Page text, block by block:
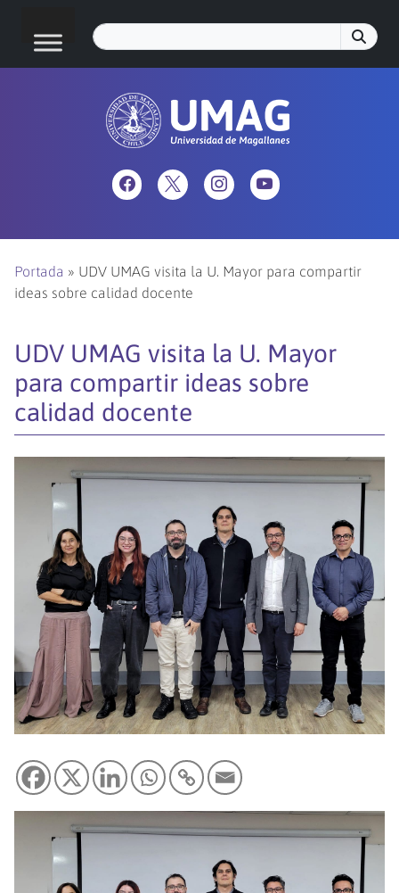
Portada » UDV UMAG visita la U. Mayor para compartir
ideas sobre calidad docente
UDV UMAG visita la U. Mayor
para compartir ideas sobre
calidad docente